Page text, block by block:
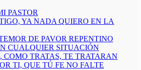
PASTOR
YA NADA QUIERO EN LA
DE PAVOR REPENTINO
CUALQUIER SITUACIÓN
COMO TRATAS, TE TRATARAN
TI, QUE TÚ FE NO FALTE